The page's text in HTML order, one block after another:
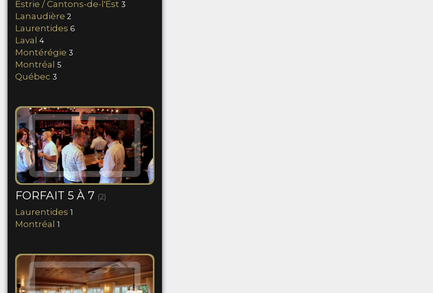
Estrie / Cantons-de-l'Est 3
Lanaudière 2
Laurentides 6
Laval 4
Montérégie 3
Montréal 5
Québec 3
FORFAIT 5 À 7 (2)
Laurentides 1
Montréal 1